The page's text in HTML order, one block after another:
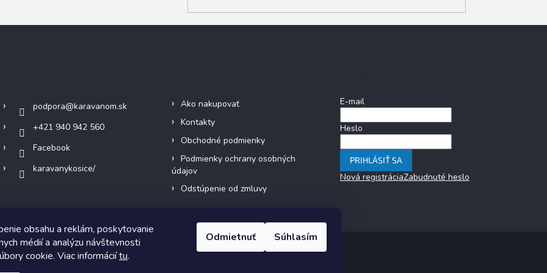
obsahu a reklám, poskytovanie
médií a analýzu návštevnosti
cookie. Viac informáciítu.
Odmietnuť Súhlasím
podpora@karavanom.sk
+421 940 942 560
Facebook
karavanykosice/
Ako nakupovať
Kontakty
Obchodné podmienky
Podmienky ochrany osobných
údajov
Odstúpenie od zmluvy
E-mail
Heslo
PRIHLÁSIŤ SA
Nová registráciaZabudnuté heslo